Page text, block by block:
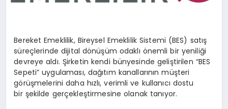
GEZI & SEYAHAT
OYUN
Bereket Emeklilik, Bireysel Emeklilik Sistemi (BES) satış
süreçlerinde dijital dönüşüm odaklı önemli bir yeniliği
devreye aldı. Şirketin kendi bünyesinde geliştirilen “BES
Sepeti” uygulaması, dağıtım kanallarının müşteri
görüşmelerini daha hızlı, verimli ve kullanıcı dostu
bir şekilde gerçekleştirmesine olanak tanıyor.